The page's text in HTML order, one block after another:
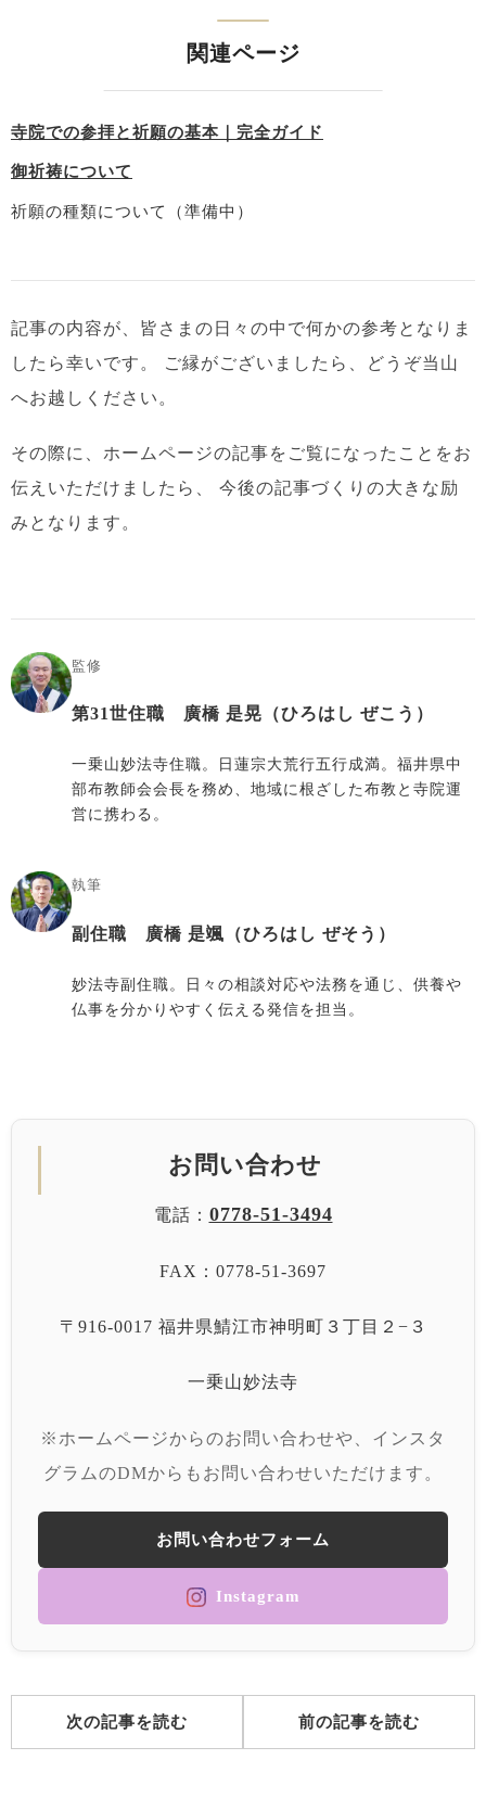
関連ページ
寺院での参拝と祈願の基本｜完全ガイド
御祈祷について
祈願の種類について（準備中）
記事の内容が、皆さまの日々の中で何かの参考となりま
したら幸いです。
ご縁がございましたら、どうぞ当山
へお越しください。
その際に、ホームページの記事をご覧になったことをお
伝えいただけましたら、
今後の記事づくりの大きな励
みとなります。
監修
第31世住職 廣橋 是晃（ひろはし ぜこう）
一乗山妙法寺住職。日蓮宗大荒行五行成満。福井県中
部布教師会会長を務め、地域に根ざした布教と寺院運
営に携わる。
執筆
副住職 廣橋 是颯（ひろはし ぜそう）
妙法寺副住職。日々の相談対応や法務を通じ、供養や
仏事を分かりやすく伝える発信を担当。
お問い合わせ
電話： 0778-51-3494
FAX：0778-51-3697
〒916-0017 福井県鯖江市神明町３丁目２−３
一乗山妙法寺
※ホームページからのお問い合わせや、インスタ
グラムのDMからもお問い合わせいただけます。
お問い合わせフォーム
Instagram
次の記事を読む 前の記事を読む